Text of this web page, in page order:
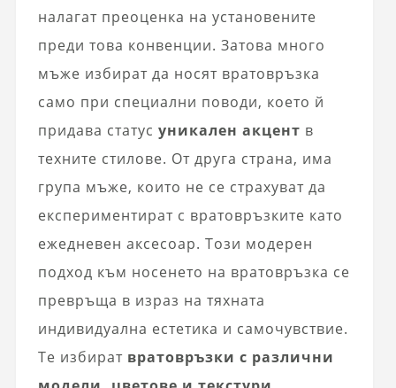
налагат преоценка на установените
преди това конвенции. Затова много
мъже избират да носят вратовръзка
само при специални поводи, което й
придава статус уникален акцент в
техните стилове. От друга страна, има
група мъже, които не се страхуват да
експериментират с вратовръзките като
ежедневен аксесоар. Този модерен
подход към носенето на вратовръзка се
превръща в израз на тяхната
индивидуална естетика и самочувствие.
Те избират вратовръзки с различни